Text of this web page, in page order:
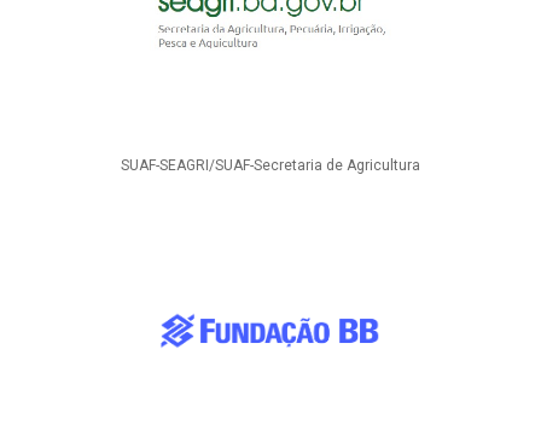
SUAF-SEAGRI/SUAF-Secretaria de Agricultura